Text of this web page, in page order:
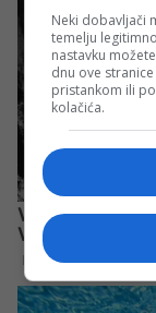
Neki dobavljači
temelju
nastavku
dnu ove
pristankom ili
kolačića.